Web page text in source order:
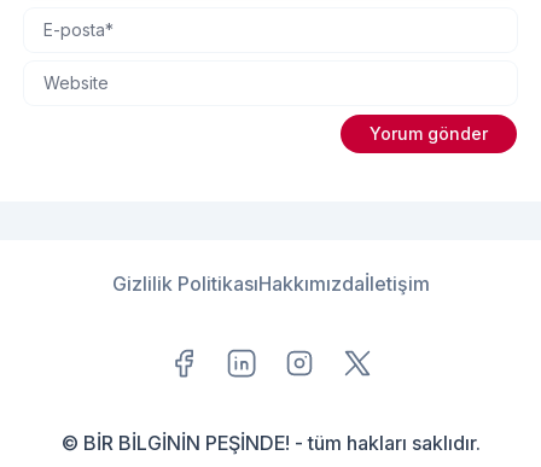
Gizlilik PolitikasıHakkımızdaİletişim
© BİR BİLGİNİN PEŞİNDE! - tüm hakları saklıdır.